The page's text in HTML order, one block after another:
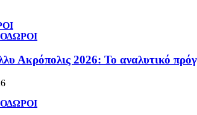
Ακρόπολις 2026: Το αναλυτικό